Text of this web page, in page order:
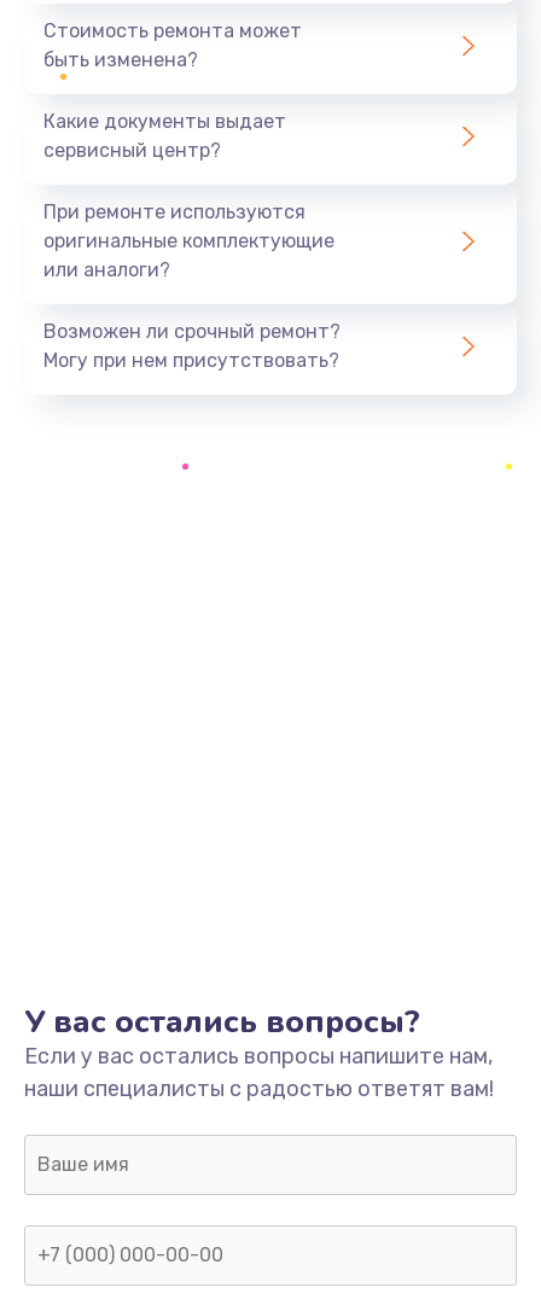
1950 руб.
Замена дренажа
Ремонт ТЭНа
Заказать
Замена мультиклапана
3000 руб.
Заказать
Ремонт двигателя кофемолки
1000 руб.
Стоимость ремонта может
быть изменена?
Какие документы выдает
сервисный центр?
При ремонте используются
оригинальные комплектующие
или аналоги?
Возможен ли срочный ремонт?
Могу при нем присутствовать?
У вас остались вопросы?
Если у вас остались вопросы напишите нам,
наши специалисты с радостью ответят вам!